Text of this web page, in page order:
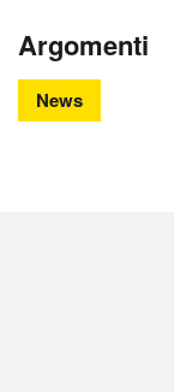
Argomenti
News